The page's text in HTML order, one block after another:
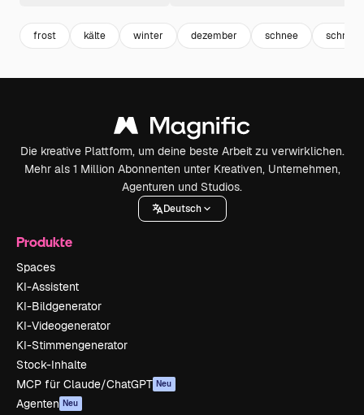
frost kälte winter dezember schnee
Die kreative Plattform, um deine beste Arbeit zu verwirklichen.
Mehr als 1 Million Abonnenten unter Kreativen, Unternehmen,
Agenturen und Studios.
Deutsch
Produkte
Spaces
KI-Assistent
KI-Bildgenerator
KI-Videogenerator
KI-Stimmengenerator
Stock-Inhalte
MCP für Claude/ChatGPT Neu
Agenten Neu